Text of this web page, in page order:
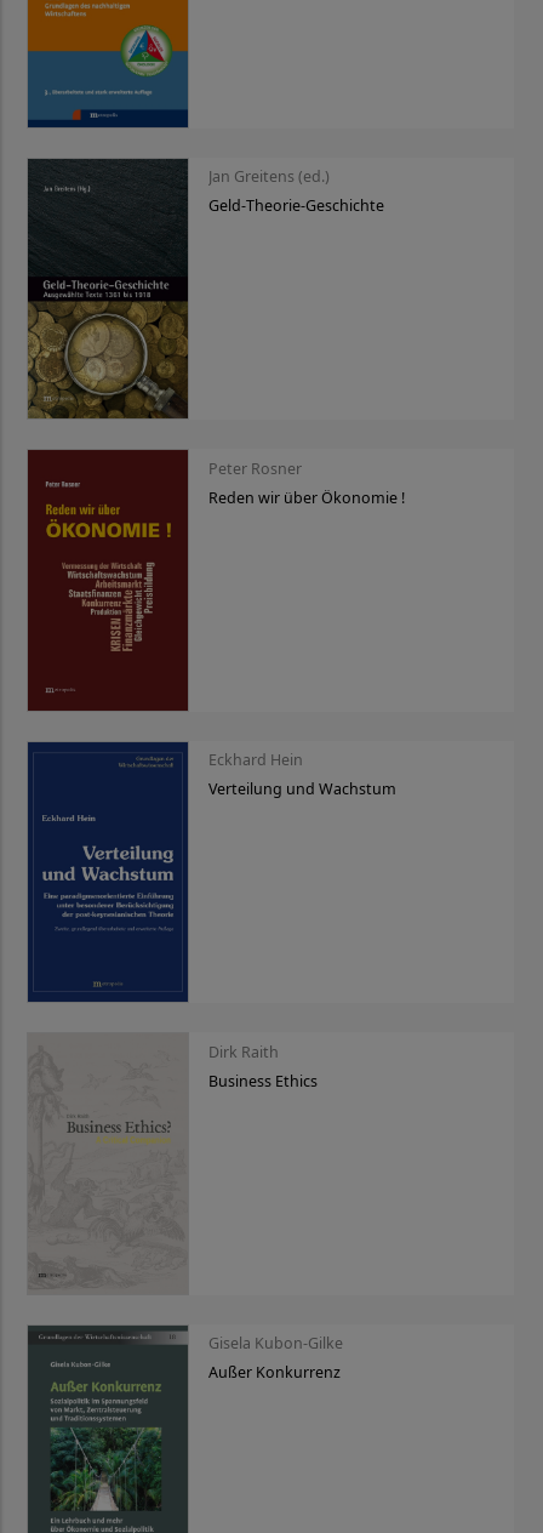
Jan Greitens (ed.)
Geld-Theorie-Geschichte
Peter Rosner
Reden wir über Ökonomie !
Eckhard Hein
Verteilung und Wachstum
Dirk Raith
Business Ethics
Gisela Kubon-Gilke
Außer Konkurrenz